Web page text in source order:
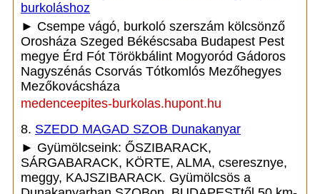
burkoláshoz
► Csempe vágó, burkoló szerszám kölcsönző
Orosháza Szeged Békéscsaba Budapest Pest
megye Érd Fót Törökbálint Mogyoród Gádoros
Nagyszénás Csorvás Tótkomlós Mezőhegyes
Mezőkovácsháza
medenceepites-burkolas.hupont.hu
8. SZEDD MAGAD SZOB Dunakanyar
► Gyümölcseink: ŐSZIBARACK,
SÁRGABARACK, KÖRTE, ALMA, cseresznye,
meggy, KAJSZIBARACK. Gyümölcsös a